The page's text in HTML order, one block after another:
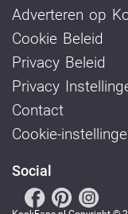
Adverteren op
Cookie Beleid
Privacy Beleid
Privacy
Contact
Cookie-
Social